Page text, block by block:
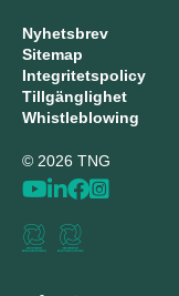
Nyhetsbrev
Sitemap
Integritetspolicy
Tillgänglighet
Whistleblowing
© 2026 TNG